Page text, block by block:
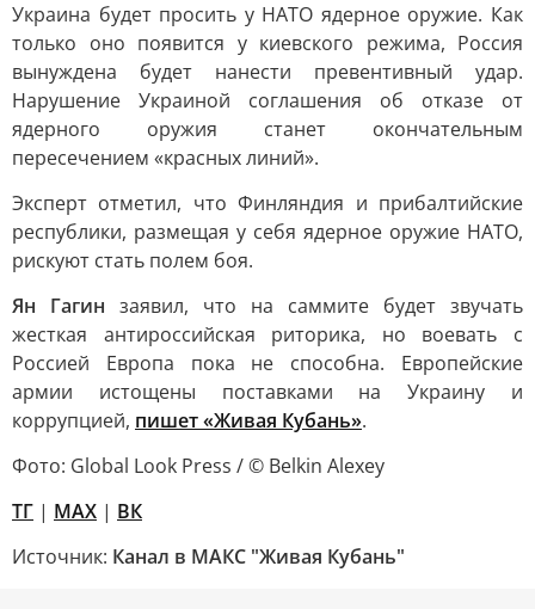
Украина будет просить у НАТО ядерное оружие. Как
только оно появится у киевского режима, Россия
вынуждена будет нанести превентивный удар.
Нарушение Украиной соглашения об отказе от
ядерного оружия станет окончательным
пересечением «красных линий».
Эксперт отметил, что Финляндия и прибалтийские
республики, размещая у себя ядерное оружие НАТО,
рискуют стать полем боя.
Ян Гагин заявил, что на саммите будет звучать
жесткая антироссийская риторика, но воевать с
Россией Европа пока не способна. Европейские
армии истощены поставками на Украину и
коррупцией, пишет «Живая Кубань».
Фото: Global Look Press / © Belkin Alexey
TГ | MAX | ВК
Источник: Канал в МАКС "Живая Кубань"